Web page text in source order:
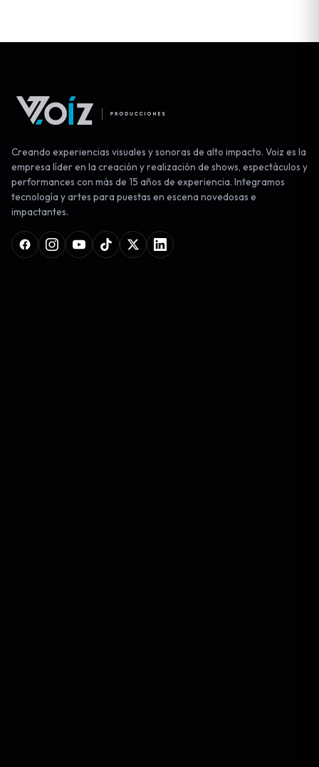
Creando experiencias visuales y sonoras de alto impacto. Voiz es la
empresa líder en la creación y realización de shows, espectáculos y
performances con más de 15 años de experiencia. Integramos
tecnología y artes para puestas en escena novedosas e
impactantes.